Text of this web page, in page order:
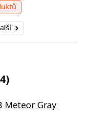
košíku
Meteor Gray